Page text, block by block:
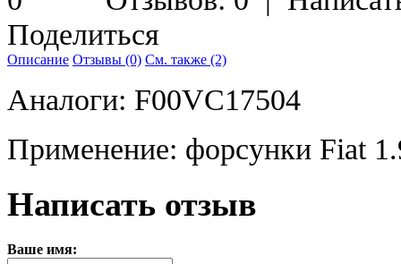
Поделиться
Описание Отзывы (0) См. также (2)
Аналоги: F00VC17504
Применение: форсунки Fiat
Написать отзыв
Ваше имя: